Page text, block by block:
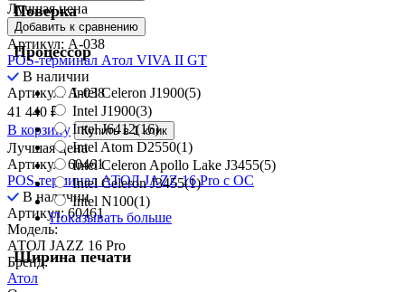
Поверка
Процессор
Intel Celeron J1900(5)
Intel J1900(3)
Intel J6412(16)
Intel Atom D2550(1)
Intel Celeron Apollo Lake J3455(5)
Intel Celeron J3455(1)
Intel N100(1)
Показывать больше
Ширина печати
Лучшая цена
Добавить к сравнению
Артикул: A-038
POS-терминал Aтол VIVA II GT
В наличии
Артикул: A-038
41 440 ₽
В корзину
Купить в 1 клик
Лучшая цена
Артикул: 60461
POS-терминал АТОЛ JAZZ 16 Pro с ОС
В наличии
Артикул: 60461
Модель:
АТОЛ JAZZ 16 Pro
Бренд:
Атол